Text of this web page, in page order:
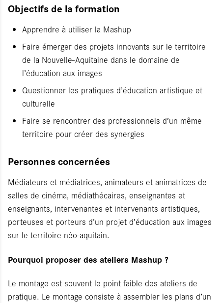
Objectifs de la formation
Apprendre à utiliser la Mashup
Faire émerger des projets innovants sur le territoire
de la Nouvelle-Aquitaine dans le domaine de
l’éducation aux images
Questionner les pratiques d’éducation artistique et
culturelle
Faire se rencontrer des professionnels d’un même
territoire pour créer des synergies
Personnes concernées
Médiateurs et médiatrices, animateurs et animatrices de
salles de cinéma, médiathécaires, enseignantes et
enseignants, intervenantes et intervenants artistiques,
porteuses et porteurs d’un projet d’éducation aux images
sur le territoire néo-aquitain.
Pourquoi proposer des ateliers Mashup ?
Le montage est souvent le point faible des ateliers de
pratique. Le montage consiste à assembler les plans d’un